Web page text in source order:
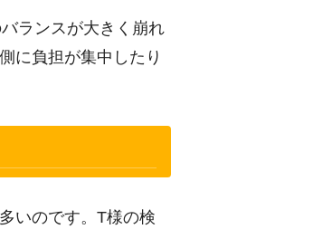
ランスが大きく崩れ
に負担が集中したり
いのです。T様の検